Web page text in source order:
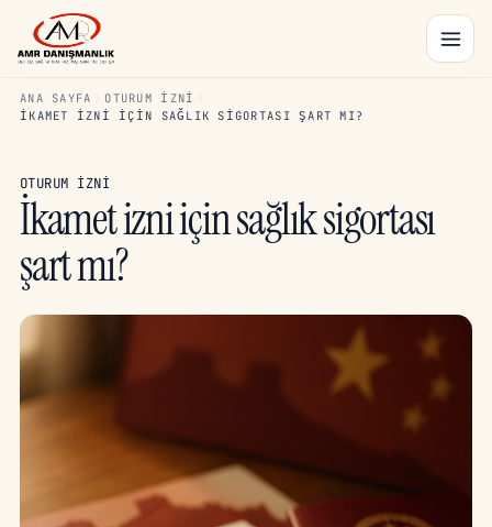
ANA SAYFA
OTURUM İZNI
İKAMET IZNI IÇIN SAĞLIK SIGORTASI ŞART MI?
OTURUM İZNI
İkamet izni için sağlık sigortası
şart mı?